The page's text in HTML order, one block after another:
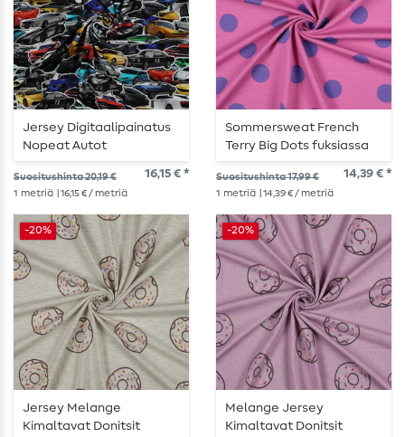
Jersey Digitaalipainatus
Nopeat Autot
Monivärinen
Suositushinta 20,19 € 16,15 € *
1 metriä | 16,15 € / metriä
Sommersweat French
Terry Big Dots fuksiassa
Suositushinta 17,99 € 14,39 € *
1 metriä | 14,39 € / metriä
-20%
Jersey Melange
Kimaltavat Donitsit
-20%
Melange Jersey
Kimaltavat Donitsit